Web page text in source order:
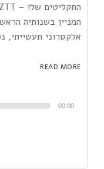
המניין בשנותיה
אלקטרוני תעשייתי,
READ MORE
00:00